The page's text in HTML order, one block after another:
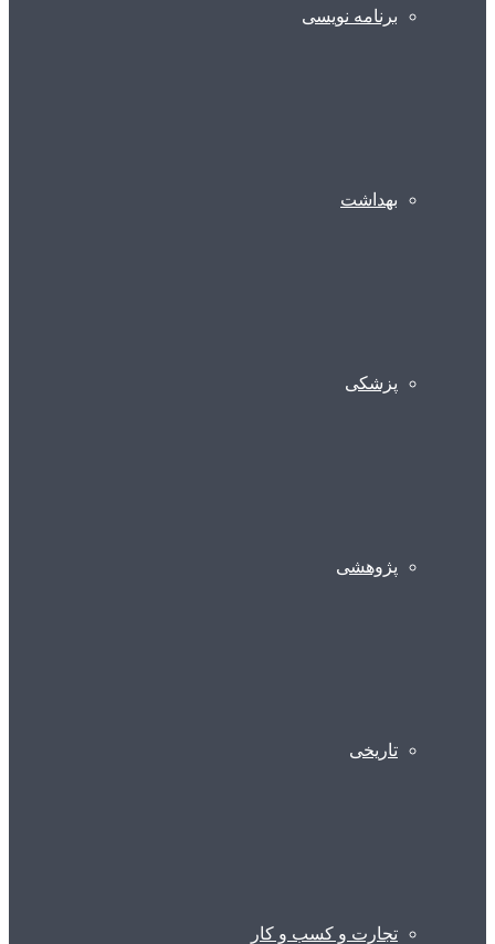
برنامه نویسی
بهداشت
پزشکی
پژوهشی
تاریخی
تجارت و کسب و کار